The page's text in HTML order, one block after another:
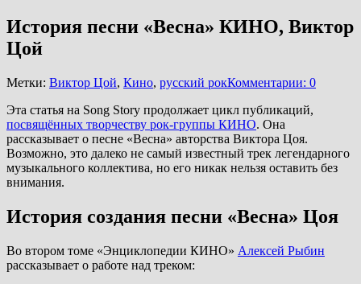
История песни «Весна» КИНО, Виктор
Цой
Метки: Виктор Цой, Кино, русский рокКомментарии: 0
Эта статья на Song Story продолжает цикл публикаций,
посвящённых творчеству рок-группы КИНО. Она
рассказывает о песне «Весна» авторства Виктора Цоя.
Возможно, это далеко не самый известный трек легендарного
музыкального коллектива, но его никак нельзя оставить без
внимания.
История создания песни «Весна» Цоя
Во втором томе «Энциклопедии КИНО» Алексей Рыбин
рассказывает о работе над треком: